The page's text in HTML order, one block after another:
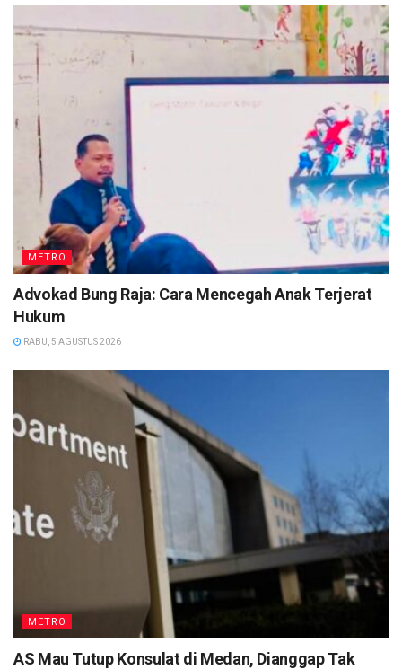
METRO
Advokad Bung Raja: Cara Mencegah Anak Terjerat
Hukum
RABU, 5 AGUSTUS 2026
METRO
AS Mau Tutup Konsulat di Medan, Dianggap Tak